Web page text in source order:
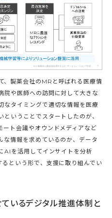
、製薬会社のMRと呼ばれる医療情
院や医師への訪問に対して大きな
なタイミングで適切な情報を医療
いうことでスタートしたのが、
ート会議やオウンドメディアなど
な情報を求めているのか、データ
AIを活用してインサイトを分析
という形で、支援に取り組んでい
いるデジタル推進体制と